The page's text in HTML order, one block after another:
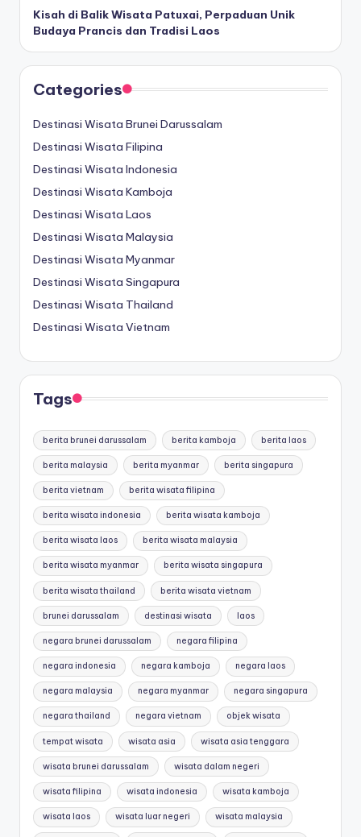
Kisah di Balik Wisata Patuxai, Perpaduan Unik
Budaya Prancis dan Tradisi Laos
Categories
Destinasi Wisata Brunei Darussalam
Destinasi Wisata Filipina
Destinasi Wisata Indonesia
Destinasi Wisata Kamboja
Destinasi Wisata Laos
Destinasi Wisata Malaysia
Destinasi Wisata Myanmar
Destinasi Wisata Singapura
Destinasi Wisata Thailand
Destinasi Wisata Vietnam
Tags
berita brunei darussalam berita kamboja berita laos
berita malaysia berita myanmar berita singapura
berita vietnam berita wisata filipina
berita wisata indonesia berita wisata kamboja
berita wisata laos berita wisata malaysia
berita wisata myanmar berita wisata singapura
berita wisata thailand berita wisata vietnam
brunei darussalam destinasi wisata laos
negara brunei darussalam negara filipina
negara indonesia negara kamboja negara laos
negara malaysia negara myanmar negara singapura
negara thailand negara vietnam objek wisata
tempat wisata wisata asia wisata asia tenggara
wisata brunei darussalam wisata dalam negeri
wisata filipina wisata indonesia wisata kamboja
wisata laos wisata luar negeri wisata malaysia